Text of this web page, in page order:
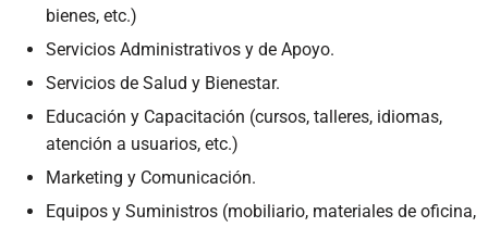
bienes, etc.)
Servicios Administrativos y de Apoyo.
Servicios de Salud y Bienestar.
Educación y Capacitación (cursos, talleres, idiomas,
atención a usuarios, etc.)
Marketing y Comunicación.
Equipos y Suministros (mobiliario, materiales de oficina,